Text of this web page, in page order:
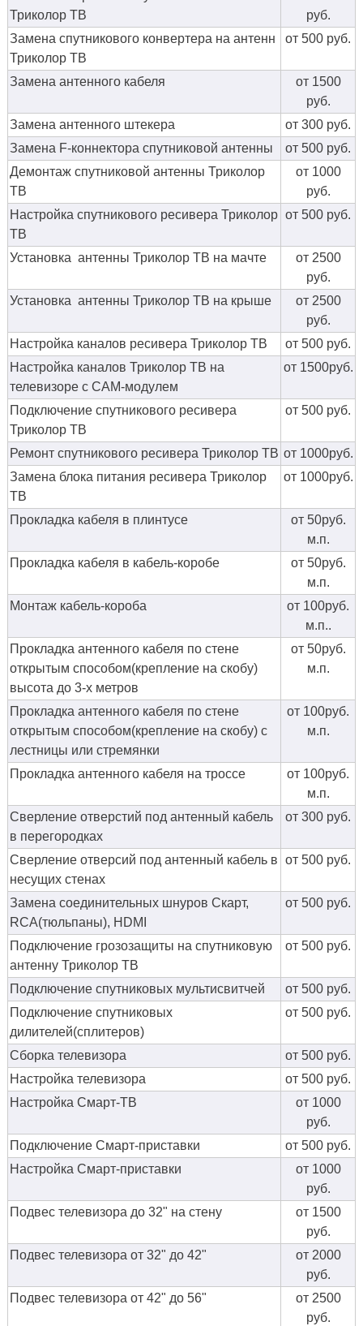
Триколор ТВ
руб.
Замена спутникового конвертера на антенн
Триколор ТВ
от 500 руб.
Замена антенного кабеля
от 1500
руб.
Замена антенного штекера
от 300 руб.
Замена F-коннектора спутниковой антенны
от 500 руб.
Демонтаж спутниковой антенны Триколор
ТВ
от 1000
руб.
Настройка спутникового ресивера Триколор
ТВ
от 500 руб.
Установка антенны Триколор ТВ на мачте
от 2500
руб.
Установка антенны Триколор ТВ на крыше
от 2500
руб.
Настройка каналов ресивера Триколор ТВ
от 500 руб.
Настройка каналов Триколор ТВ на
телевизоре с CAM-модулем
от 1500руб.
Подключение спутникового ресивера
Триколор ТВ
от 500 руб.
Ремонт спутникового ресивера Триколор ТВ от 1000руб.
Замена блока питания ресивера Триколор
ТВ
от 1000руб.
Прокладка кабеля в плинтусе
от 50руб.
м.п.
Прокладка кабеля в кабель-коробе
от 50руб.
м.п.
Монтаж кабель-короба
от 100руб.
м.п..
Прокладка антенного кабеля по стене
открытым способом(крепление на скобу)
высота до 3-х метров
от 50руб.
м.п.
Прокладка антенного кабеля по стене
открытым способом(крепление на скобу) с
лестницы или стремянки
от 100руб.
м.п.
Прокладка антенного кабеля на троссе
от 100руб.
м.п.
Сверление отверстий под антенный кабель
в перегородках
от 300 руб.
Сверление отверсий под антенный кабель в
несущих стенах
от 500 руб.
Замена соединительных шнуров Скарт,
RCA(тюльпаны), HDMI
от 500 руб.
Подключение грозозащиты на спутниковую
антенну Триколор ТВ
от 500 руб.
Подключение спутниковых мультисвитчей
от 500 руб.
Подключение спутниковых
дилителей(сплитеров)
от 500 руб.
Сборка телевизора
от 500 руб.
Настройка телевизора
от 500 руб.
Настройка Смарт-ТВ
от 1000
руб.
Подключение Смарт-приставки
от 500 руб.
Настройка Смарт-приставки
от 1000
руб.
Подвес телевизора до 32" на стену
от 1500
руб.
Подвес телевизора от 32" до 42"
от 2000
руб.
Подвес телевизора от 42" до 56"
от 2500
руб.